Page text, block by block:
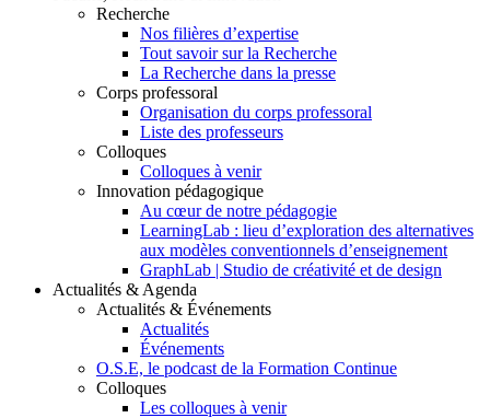
Recherche
Nos filières d’expertise
Tout savoir sur la Recherche
La Recherche dans la presse
Corps professoral
Organisation du corps professoral
Liste des professeurs
Colloques
Colloques à venir
Innovation pédagogique
Au cœur de notre pédagogie
LearningLab : lieu d’exploration des alternatives
aux modèles conventionnels d’enseignement
GraphLab | Studio de créativité et de design
Actualités & Agenda
Actualités & Événements
Actualités
Événements
O.S.E, le podcast de la Formation Continue
Colloques
Les colloques à venir